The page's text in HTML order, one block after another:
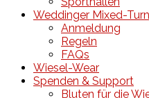
Weddinger Mixed-
Anmeldung
Regeln
FAQs
Wiesel-Wear
Spenden & Support
Bluten für die